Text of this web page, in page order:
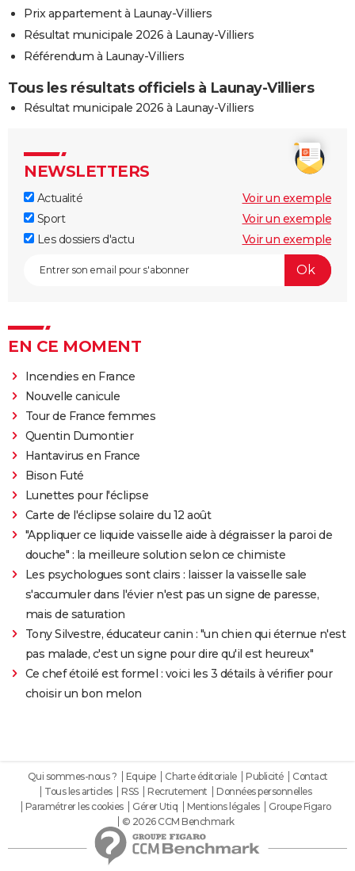
Prix appartement à Launay-Villiers
Résultat municipale 2026 à Launay-Villiers
Référendum à Launay-Villiers
Tous les résultats officiels à Launay-Villiers
Résultat municipale 2026 à Launay-Villiers
NEWSLETTERS
Actualité
Voir un exemple
Sport
Voir un exemple
Les dossiers d'actu
Voir un exemple
EN CE MOMENT
Incendies en France
Nouvelle canicule
Tour de France femmes
Quentin Dumontier
Hantavirus en France
Bison Futé
Lunettes pour l'éclipse
Carte de l'éclipse solaire du 12 août
"Appliquer ce liquide vaisselle aide à dégraisser la paroi de
douche" : la meilleure solution selon ce chimiste
Les psychologues sont clairs : laisser la vaisselle sale
s'accumuler dans l'évier n'est pas un signe de paresse,
mais de saturation
Tony Silvestre, éducateur canin : "un chien qui éternue n'est
pas malade, c'est un signe pour dire qu'il est heureux"
Ce chef étoilé est formel : voici les 3 détails à vérifier pour
choisir un bon melon
Qui sommes-nous ? Equipe Charte éditoriale Publicité
Contact
Tous les articles
RSS Recrutement
Données personnelles
Paramétrer les cookies
Gérer Utiq Mentions légales
Groupe Figaro
© 2026 CCM Benchmark